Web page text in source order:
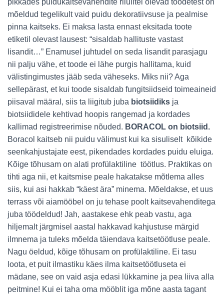
pikkades puidukaitsevahendite riiulitel olevad toodetest on
mõeldud tegelikult vaid puidu dekoratiivsuse ja pealmise
pinna kaitseks. Ei maksa lasta ennast eksitada toote
etiketil olevast lausest: “sisaldab hallituste vastast
lisandit…” Enamusel juhtudel on seda lisandit parasjagu
nii palju vähe, et toode ei lähe purgis hallitama, kuid
välistingimustes jääb seda väheseks. Miks nii? Aga
sellepärast, et kui toode sisaldab fungitsiidseid toimeaineid
piisaval määral, siis ta liigitub juba biotsiidiks ja
biotsiididele kehtivad hoopis rangemad ja kordades
kallimad registreerimise nõuded. BORACOL on biotsiid.
Boracol kaitseb nii puidu välimust kui ka sisuliselt kõikide
seenkahjustajate eest, pikendades kordades puidu eluiga.
Kõige tõhusam on alati profülaktiline töötlus. Praktikas on
tihti aga nii, et kaitsmise peale hakatakse mõtlema alles
siis, kui asi hakkab “käest ära” minema. Mõeldakse, et uus
terrass või aiamööbel on ju tehase poolt kaitsevahenditega
juba töödeldud! Jah, aastakese ehk peab vastu, aga
hiljemalt järgmisel aastal hakkavad kahjustuse märgid
ilmnema ja tuleks mõelda täiendava kaitsetöötluse peale.
Nagu öeldud, kõige tõhusam on profülaktiline. Ei tasu
loota, et puit ilmastiku käes ilma kaitsetöötluseta ei
mädane, see on vaid asja edasi lükkamine ja pea liiva alla
peitmine! Kui ei taha oma mööblit iga mõne aasta tagant